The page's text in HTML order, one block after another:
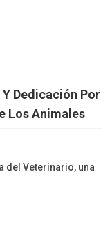
Dedicación Por
Los Animales
del Veterinario, una